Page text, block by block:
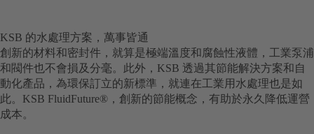
KSB 的水處理方案，萬事皆通
創新的材料和密封件，就算是極端溫度和腐蝕性液體，工業泵浦
和閥件也不會損及分毫。此外，KSB 透過其節能解決方案和自
動化產品，為環保訂立的新標準，就連在工業用水處理也是如
此。KSB FluidFuture®，創新的節能概念，有助於永久降低運營
成本。